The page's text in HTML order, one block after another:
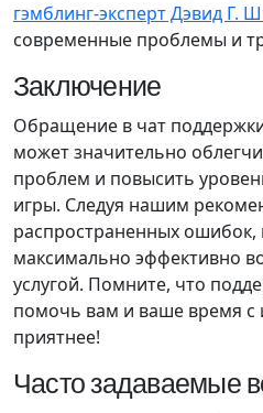
гэмблинг-эксперт Дэвид Г.
современные проблемы и
Заключение
Обращение в чат
может значительно
проблем и повысить
игры. Следуя нашим
распространенных
максимально эффективно
услугой. Помните, что
помочь вам и ваше время с
приятнее!
Часто задаваемые